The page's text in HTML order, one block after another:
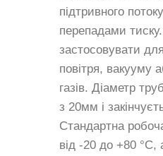
підтривного
перепадами
застосовувати
повітря, вакууму
газів. Діаметр
з 20мм і
Стандартна
від -20 до +80 °C,